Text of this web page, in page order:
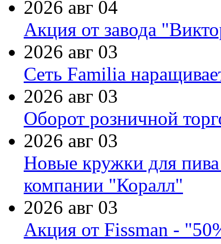
2026 авг 04
Акция от завода
2026 авг 03
Сеть Familia
2026 авг 03
Оборот розничной
2026 авг 03
Новые кружки для
компании "Коралл"
2026 авг 03
Акция от Fissman -